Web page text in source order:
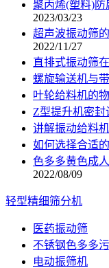
聚丙烯(塑料)防
2023/03/23
超声波振动筛
2022/11/27
直排式振动筛
螺旋输送机与
叶轮给料机的
Z型提升机密
讲解振动给料
如何选择合适
色多多黄色成
2022/08/09
轻型精细筛分机
医药振动筛
不锈钢色多多
电动振筛机